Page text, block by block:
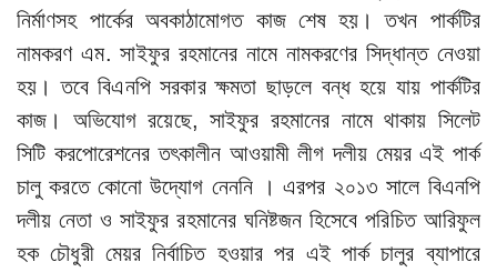
নির্মাণসহ পার্কের অবকাঠামোগত কাজ শেষ হয়। তখন পার্কটির
নামকরণ এম. সাইফুর রহমানের নামে নামকরণের সিদ্ধান্ত নেওয়া
হয়। তবে বিএনপি সরকার ক্ষমতা ছাড়লে বন্ধ হয়ে যায় পার্কটির
কাজ। অভিযোগ রয়েছে, সাইফুর রহমানের নামে থাকায় সিলেট
সিটি করপোরেশনের তৎকালীন আওয়ামী লীগ দলীয় মেয়র এই পার্ক
চালু করতে কোনো উদ্যোগ নেননি । এরপর ২০১৩ সালে বিএনপি
দলীয় নেতা ও সাইফুর রহমানের ঘনিষ্টজন হিসেবে পরিচিত আরিফুল
হক চৌধুরী মেয়র নির্বাচিত হওয়ার পর এই পার্ক চালুর ব্যাপারে